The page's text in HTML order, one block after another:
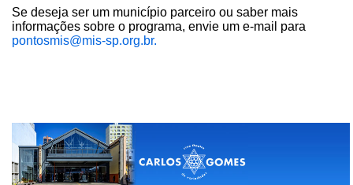
Se deseja ser um município parceiro ou saber mais
informações sobre o programa, envie um e-mail para
pontosmis@mis-sp.org.br.